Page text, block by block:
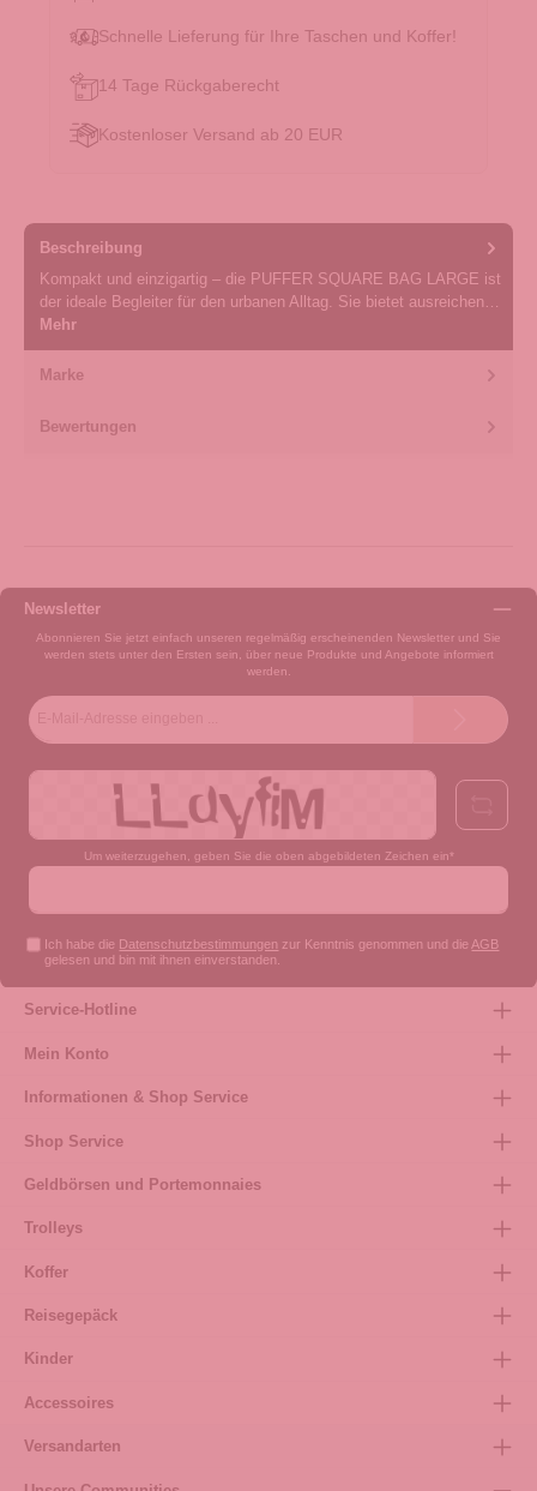
Schnelle Lieferung für Ihre Taschen und Koffer!
14 Tage Rückgaberecht
Kostenloser Versand ab 20 EUR
Beschreibung
Kompakt und einzigartig – die PUFFER SQUARE BAG LARGE ist
der ideale Begleiter für den urbanen Alltag. Sie bietet ausreichen…
Mehr
Marke
Bewertungen
Newsletter
Abonnieren Sie jetzt einfach unseren regelmäßig erscheinenden Newsletter und Sie
werden stets unter den Ersten sein, über neue Produkte und Angebote informiert
werden.
Um weiterzugehen, geben Sie die oben abgebildeten Zeichen ein*
Ich habe die Datenschutzbestimmungen zur Kenntnis genommen und die AGB
gelesen und bin mit ihnen einverstanden.
Service-Hotline
Mein Konto
Informationen & Shop Service
Shop Service
Geldbörsen und Portemonnaies
Trolleys
Koffer
Reisegepäck
Kinder
Accessoires
Versandarten